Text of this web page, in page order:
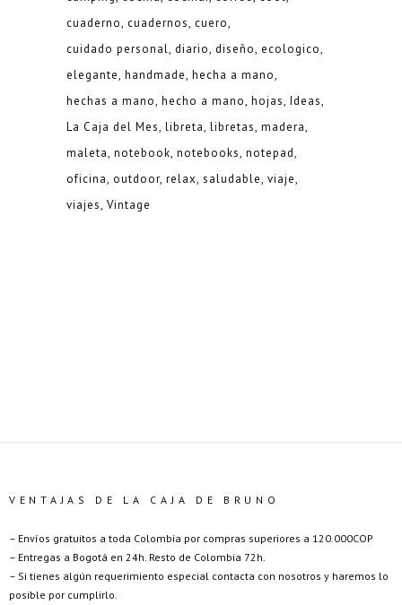
cuaderno cuadernos cuero
cuidado personal diario diseño ecologico
elegante handmade hecha a mano
hechas a mano hecho a mano hojas Ideas
La Caja del Mes libreta libretas madera
maleta notebook notebooks notepad
oficina outdoor relax saludable viaje
viajes Vintage
VENTAJAS DE LA CAJA DE BRUNO
– Envíos gratuitos a toda Colombia por compras superiores a 120.000COP
– Entregas a Bogotá en 24h. Resto de Colombia 72h.
– Si tienes algún requerimiento especial contacta con nosotros y haremos lo
posible por cumplirlo.